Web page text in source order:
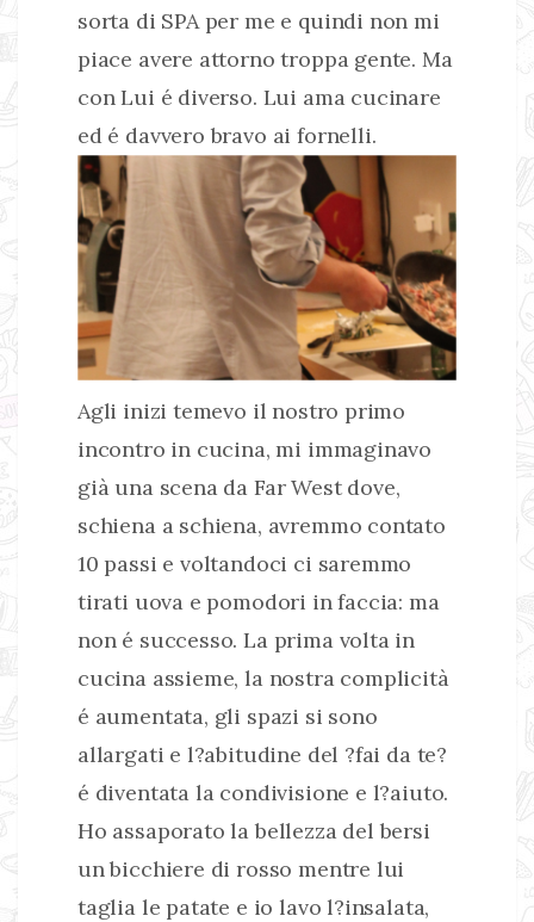
sorta di SPA per me e quindi non mi
piace avere attorno troppa gente. Ma
con Lui é diverso. Lui ama cucinare
ed é davvero bravo ai fornelli.
Agli inizi temevo il nostro primo
incontro in cucina, mi immaginavo
già una scena da Far West dove,
schiena a schiena, avremmo contato
10 passi e voltandoci ci saremmo
tirati uova e pomodori in faccia: ma
non é successo. La prima volta in
cucina assieme, la nostra complicità
é aumentata, gli spazi si sono
allargati e l?abitudine del ?fai da te?
é diventata la condivisione e l?aiuto.
Ho assaporato la bellezza del bersi
un bicchiere di rosso mentre lui
taglia le patate e io lavo l?insalata,